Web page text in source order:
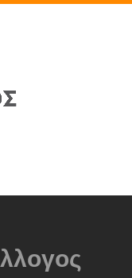
λειτουργία του
της online
για να συνεχίσετε
λεπτομερείς
επιλέξετε αν θα